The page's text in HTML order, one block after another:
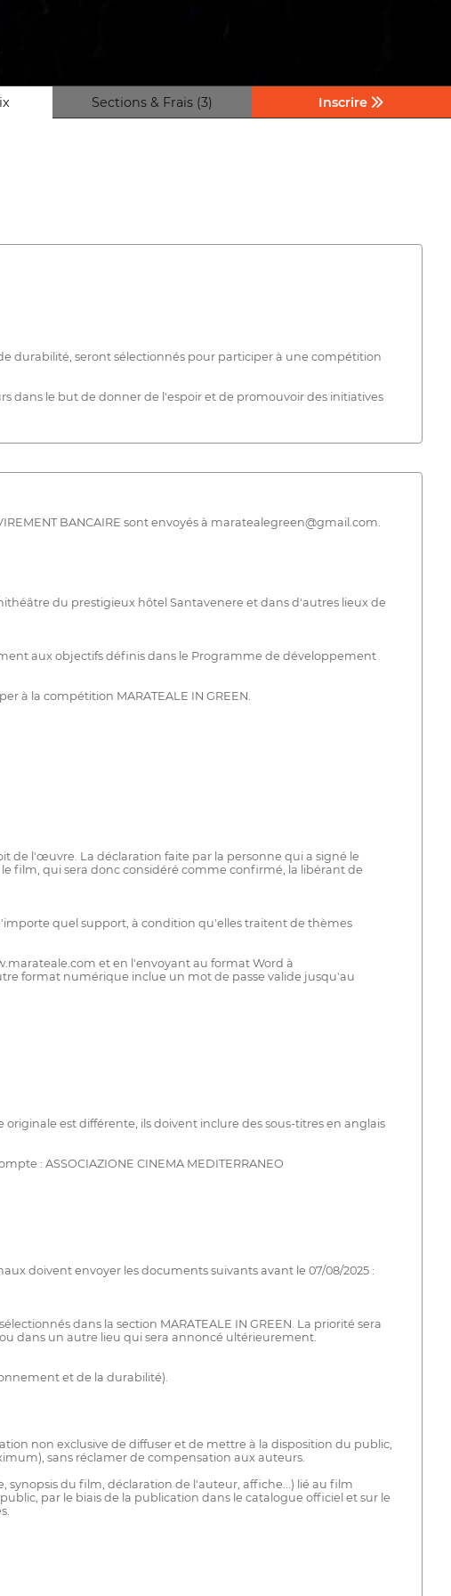
Sections & Frais (3) Inscrire
durabilité, seront sélectionnés pour participer à une compétition
dans le but de donner de l'espoir et de promouvoir des initiatives
BANCAIRE sont envoyés à maratealegreen@gmail.com.
du prestigieux hôtel Santavenere et dans d'autres lieux de
aux objectifs définis dans le Programme de développement
la compétition MARATEALE IN GREEN.
de l'œuvre. La déclaration faite par la personne qui a signé le
film, qui sera donc considéré comme confirmé, la libérant de
quel support, à condition qu'elles traitent de thèmes
et en l'envoyant au format Word à
format numérique inclue un mot de passe valide jusqu'au
est différente, ils doivent inclure des sous-titres en anglais
: ASSOCIAZIONE CINEMA MEDITERRANEO
doivent envoyer les documents suivants avant le 07/08/2025 :
dans la section MARATEALE IN GREEN. La priorité sera
dans un autre lieu qui sera annoncé ultérieurement.
et de la durabilité).
non exclusive de diffuser et de mettre à la disposition du public,
sans réclamer de compensation aux auteurs.
du film, déclaration de l'auteur, affiche...) lié au film
par le biais de la publication dans le catalogue officiel et sur le